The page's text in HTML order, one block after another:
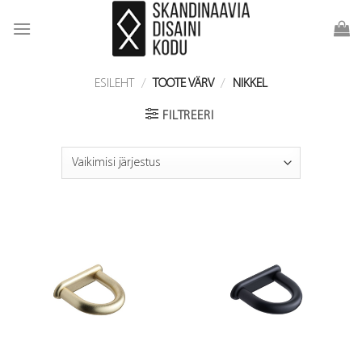
ESILEHT / TOOTE VÄRV / NIKKEL
FILTREERI